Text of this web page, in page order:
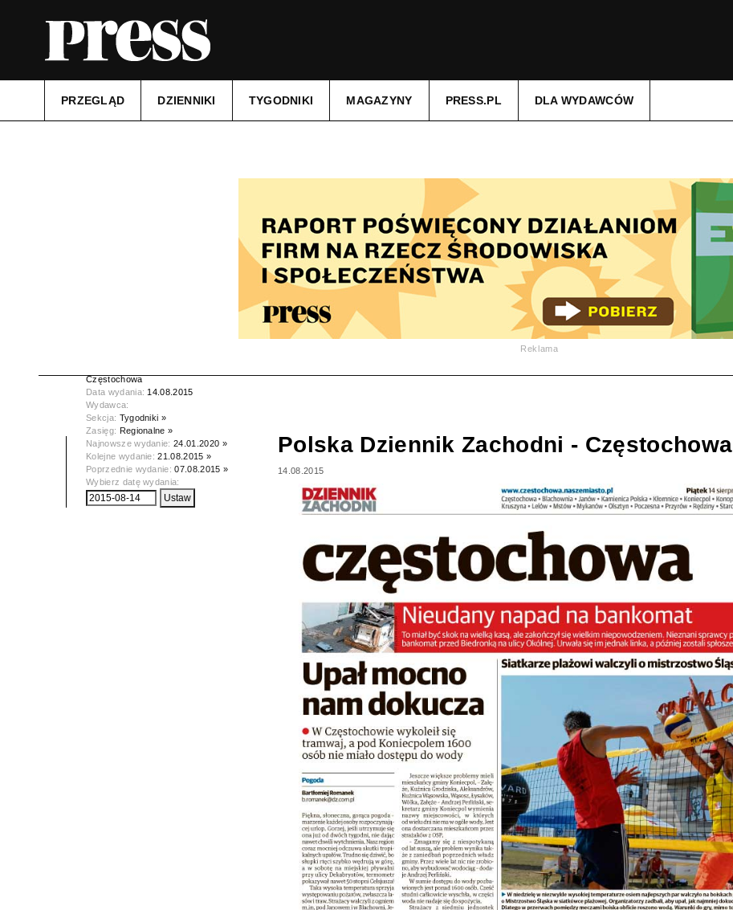
PRZEGLĄD DZIENNIKI TYGODNIKI MAGAZYNY PRESS.PL DLA WYDAWCÓW
Reklama
Częstochowa
Data wydania: 14.08.2015
Wydawca:
Sekcja: Tygodniki »
Zasięg: Regionalne »
Najnowsze wydanie:24.01.2020 »
Kolejne wydanie:21.08.2015 »
Poprzednie wydanie:07.08.2015 »
Wybierz datę wydania:
Polska Dziennik Zachodni - Częstochowa
14.08.2015